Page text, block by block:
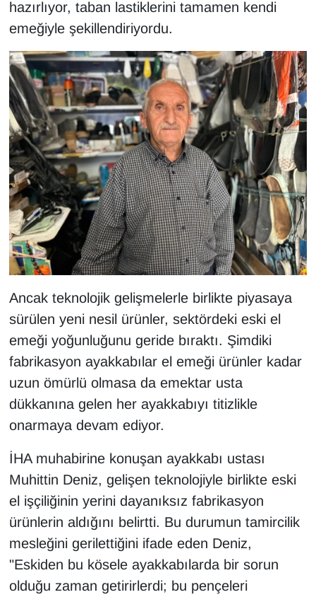
hazırlıyor, taban lastiklerini tamamen kendi
emeğiyle şekillendiriyordu.
Ancak teknolojik gelişmelerle birlikte piyasaya
sürülen yeni nesil ürünler, sektördeki eski el
emeği yoğunluğunu geride bıraktı. Şimdiki
fabrikasyon ayakkabılar el emeği ürünler kadar
uzun ömürlü olmasa da emektar usta
dükkanına gelen her ayakkabıyı titizlikle
onarmaya devam ediyor.
İHA muhabirine konuşan ayakkabı ustası
Muhittin Deniz, gelişen teknolojiyle birlikte eski
el işçiliğinin yerini dayanıksız fabrikasyon
ürünlerin aldığını belirtti. Bu durumun tamircilik
mesleğini gerilettiğini ifade eden Deniz,
"Eskiden bu kösele ayakkabılarda bir sorun
olduğu zaman getirirlerdi; bu pençeleri
SİYASET
SPOR
TEBRİK
TEKNOLOJİ
Turizm
VAN'DA SPOR
Vasıta
YAŞAM
YEREL